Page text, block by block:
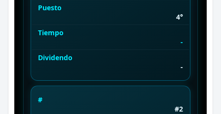
Puesto
4°
Tiempo
-
Dividendo
-
#
#2